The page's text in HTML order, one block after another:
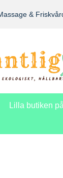
&
Lilla butiken